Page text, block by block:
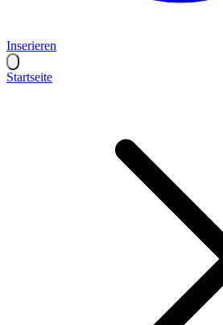
Inserieren
Startseite